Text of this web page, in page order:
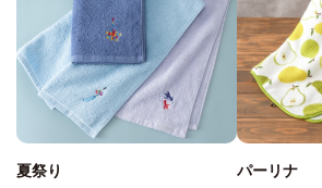
夏祭り パーリナ